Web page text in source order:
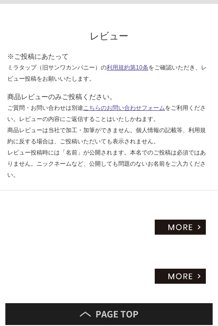
レビュー
※ご投稿にあたって
ミラタップ（旧サンワカンパニー）の利用規約第10条をご確認いただき、レ
ビュー投稿をお願いいたします。
商品レビューのみご投稿ください。
ご質問・お問い合わせは別途 こちらのお問い合わせフォームをご利用くださ
い。レビューの内容にご返信することはいたしかねます。
商品レビューは当社で加工・加筆ができません。個人情報の記載等、利用規
約に反する場合は、ご投稿いただいても表示されません。
レビュー投稿時には「名前」が公開されます。本名でのご投稿は必須ではあ
りません。ニックネームなど、公開しても問題のないお名前をご入力くださ
い。